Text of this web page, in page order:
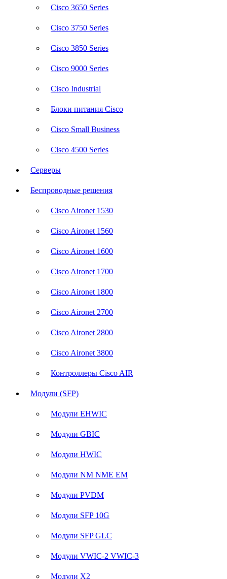
Cisco 3650 Series
Cisco 3750 Series
Cisco 3850 Series
Cisco 9000 Series
Cisco Industrial
Блоки питания Cisco
Cisco Small Business
Cisco 4500 Series
Серверы
Беспроводные решения
Cisco Aironet 1530
Cisco Aironet 1560
Cisco Aironet 1600
Cisco Aironet 1700
Cisco Aironet 1800
Cisco Aironet 2700
Cisco Aironet 2800
Cisco Aironet 3800
Контроллеры Cisco AIR
Модули (SFP)
Модули EHWIC
Модули GBIC
Модули HWIC
Модули NM NME EM
Модули PVDM
Модули SFP 10G
Модули SFP GLC
Модули VWIC-2 VWIC-3
Модули X2